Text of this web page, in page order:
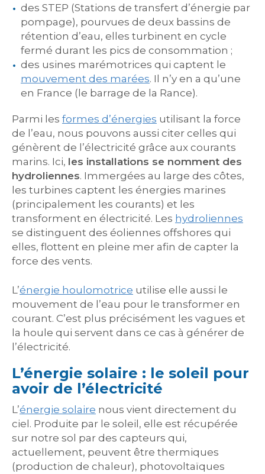
des STEP (Stations de transfert d’énergie par
pompage), pourvues de deux bassins de
rétention d’eau, elles turbinent en cycle
fermé durant les pics de consommation ;
des usines marémotrices qui captent le
mouvement des marées. Il n’y en a qu’une
en France (le barrage de la Rance).
Parmi les formes d’énergies utilisant la force
de l’eau, nous pouvons aussi citer celles qui
génèrent de l’électricité grâce aux courants
marins. Ici, les installations se nomment des
hydroliennes. Immergées au large des côtes,
les turbines captent les énergies marines
(principalement les courants) et les
transforment en électricité. Les hydroliennes
se distinguent des éoliennes offshores qui
elles, flottent en pleine mer afin de capter la
force des vents.
L’énergie houlomotrice utilise elle aussi le
mouvement de l’eau pour le transformer en
courant. C’est plus précisément les vagues et
la houle qui servent dans ce cas à générer de
l’électricité.
L’énergie solaire : le soleil pour
avoir de l’électricité
L’énergie solaire nous vient directement du
ciel. Produite par le soleil, elle est récupérée
sur notre sol par des capteurs qui,
actuellement, peuvent être thermiques
(production de chaleur), photovoltaïques